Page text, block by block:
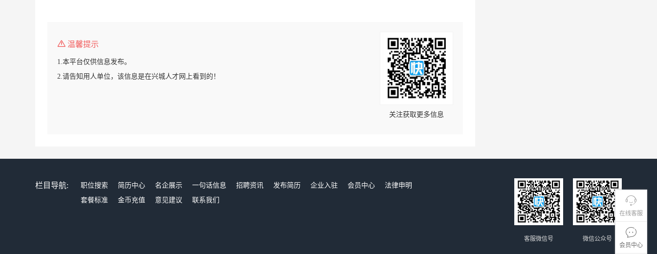
在线客服
会员中心
温馨提示
1.本平台仅供信息发布。
2.请告知用人单位，该信息是在兴城人才网上看到的！
关注获取更多信息
栏目导航: 职位搜索 简历中心 名企展示 一句话信息 招聘资讯 发布简历 企业入驻 会员中心
法律申明
套餐标准
金币充值 意见建议 联系我们
微信公众号
客服微信号